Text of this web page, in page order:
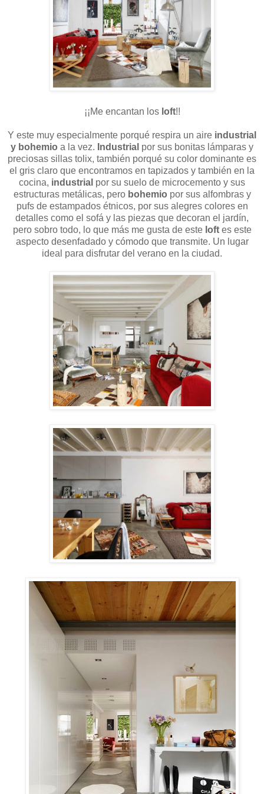
¡¡Me encantan los loft!!
Y este muy especialmente porqué respira un aire industrial
y bohemio a la vez. Industrial por sus bonitas lámparas y
preciosas sillas tolix, también porqué su color dominante es
el gris claro que encontramos en tapizados y también en la
cocina, industrial por su suelo de microcemento y sus
estructuras metálicas, pero bohemio por sus alfombras y
pufs de estampados étnicos, por sus alegres colores en
detalles como el sofá y las piezas que decoran el jardín,
pero sobro todo, lo que más me gusta de este loftes este
aspecto desenfadado y cómodo que transmite. Un lugar
ideal para disfrutar del verano en la ciudad.